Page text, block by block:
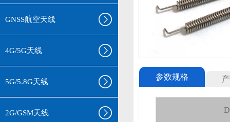
GNSS航空天线
4G/5G天线
5G/5.8G天线
2G/GSM天线
参数规格